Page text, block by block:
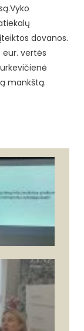
dovanos.
eur. vertės
mankštą.